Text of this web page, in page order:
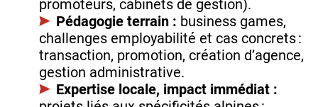
promoteurs, cabinets de gestion).
Pédagogie terrain : business games,
challenges employabilité et cas concrets :
transaction, promotion, création d’agence,
gestion administrative.
Expertise locale, impact immédiat :